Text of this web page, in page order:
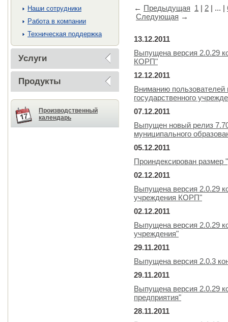
Наши сотрудники
Работа в компании
Техническая поддержка
Услуги
Продукты
Производственный
календарь
← Предыдущая 1 | 2 | ... |
Следующая →
13.12.2011
Выпущена версия 2.0.29
КОРП"
12.12.2011
Вниманию пользователей
государственного
07.12.2011
Выпущен новый релиз
муниципального
05.12.2011
Проиндексирован размер
02.12.2011
Выпущена версия 2.0.29
учреждения КОРП"
02.12.2011
Выпущена версия 2.0.29
учреждения"
29.11.2011
Выпущена версия 2.0.3
29.11.2011
Выпущена версия 2.0.29
предприятия"
28.11.2011